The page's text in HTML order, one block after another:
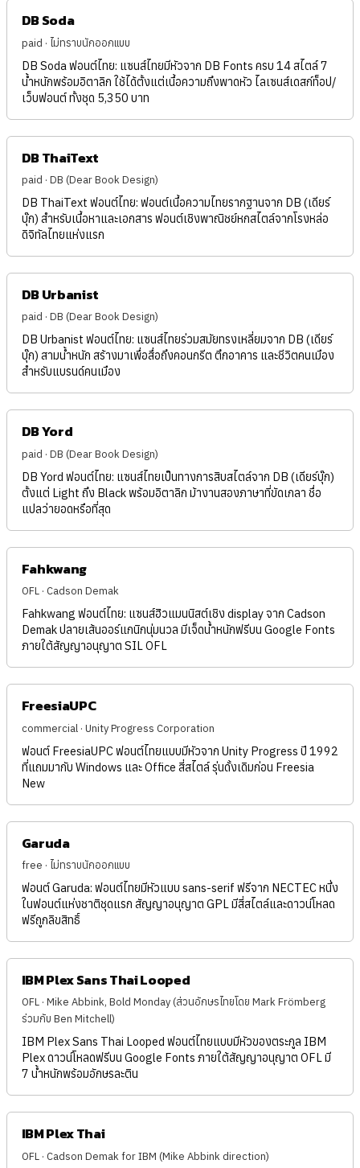
DB Soda
paid · ไม่ทราบนักออกแบบ
DB Soda ฟอนต์ไทย: แซนส์ไทยมีหัวจาก DB Fonts ครบ 14 สไตล์ 7
น้ำหนักพร้อมอิตาลิก ใช้ได้ตั้งแต่เนื้อความถึงพาดหัว ไลเซนส์เดสก์ท็อป/
เว็บฟอนต์ ทั้งชุด 5,350 บาท
DB ThaiText
paid · DB (Dear Book Design)
DB ThaiText ฟอนต์ไทย: ฟอนต์เนื้อความไทยรากฐานจาก DB (เดียร์
บุ๊ก) สำหรับเนื้อหาและเอกสาร ฟอนต์เชิงพาณิชย์หกสไตล์จากโรงหล่อ
ดิจิทัลไทยแห่งแรก
DB Urbanist
paid · DB (Dear Book Design)
DB Urbanist ฟอนต์ไทย: แซนส์ไทยร่วมสมัยทรงเหลี่ยมจาก DB (เดียร์
บุ๊ก) สามน้ำหนัก สร้างมาเพื่อสื่อถึงคอนกรีต ตึกอาคาร และชีวิตคนเมือง
สำหรับแบรนด์คนเมือง
DB Yord
paid · DB (Dear Book Design)
DB Yord ฟอนต์ไทย: แซนส์ไทยเป็นทางการสิบสไตล์จาก DB (เดียร์บุ๊ก)
ตั้งแต่ Light ถึง Black พร้อมอิตาลิก ม้างานสองภาษาที่ขัดเกลา ชื่อ
แปลว่ายอดหรือที่สุด
Fahkwang
OFL · Cadson Demak
Fahkwang ฟอนต์ไทย: แซนส์ฮิวแมนนิสต์เชิง display จาก Cadson
Demak ปลายเส้นออร์แกนิกนุ่มนวล มีเจ็ดน้ำหนักฟรีบน Google Fonts
ภายใต้สัญญาอนุญาต SIL OFL
FreesiaUPC
commercial · Unity Progress Corporation
ฟอนต์ FreesiaUPC ฟอนต์ไทยแบบมีหัวจาก Unity Progress ปี 1992
ที่แถมมากับ Windows และ Office สี่สไตล์ รุ่นดั้งเดิมก่อน Freesia
New
Garuda
free · ไม่ทราบนักออกแบบ
ฟอนต์ Garuda: ฟอนต์ไทยมีหัวแบบ sans-serif ฟรีจาก NECTEC หนึ่ง
ในฟอนต์แห่งชาติชุดแรก สัญญาอนุญาต GPL มีสี่สไตล์และดาวน์โหลด
ฟรีถูกลิขสิทธิ์
IBM Plex Sans Thai Looped
OFL · Mike Abbink, Bold Monday (ส่วนอักษรไทยโดย Mark Frömberg
ร่วมกับ Ben Mitchell)
IBM Plex Sans Thai Looped ฟอนต์ไทยแบบมีหัวของตระกูล IBM
Plex ดาวน์โหลดฟรีบน Google Fonts ภายใต้สัญญาอนุญาต OFL มี
7 น้ำหนักพร้อมอักษรละติน
IBM Plex Thai
OFL · Cadson Demak for IBM (Mike Abbink direction)